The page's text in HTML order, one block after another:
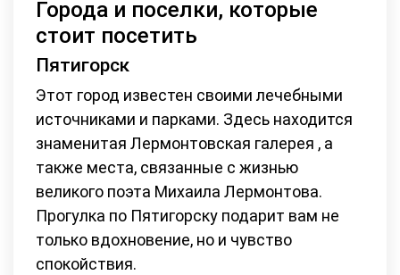
Города и поселки, которые
стоит посетить
Пятигорск
Этот город известен своими лечебными
источниками и парками. Здесь находится
знаменитая Лермонтовская галерея , а
также места, связанные с жизнью
великого поэта Михаила Лермонтова.
Прогулка по Пятигорску подарит вам не
только вдохновение, но и чувство
спокойствия.